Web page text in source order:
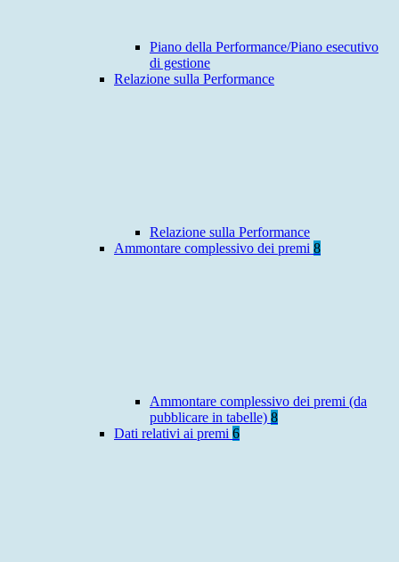
Piano della Performance/Piano esecutivo
di gestione
Relazione sulla Performance
Relazione sulla Performance
Ammontare complessivo dei premi 8
Ammontare complessivo dei premi (da
pubblicare in tabelle) 8
Dati relativi ai premi 6